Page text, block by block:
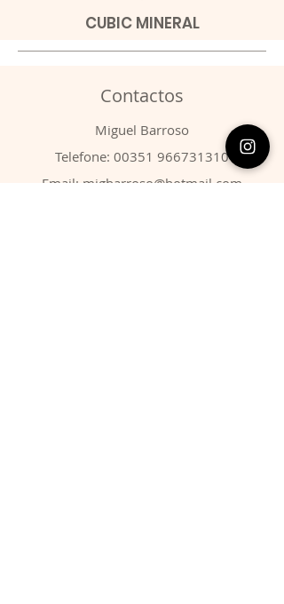
CUBIC MINERAL
Contactos
​Miguel Barroso
Telefone: 00351 966731310
Email: migbarroso@hotmail.com